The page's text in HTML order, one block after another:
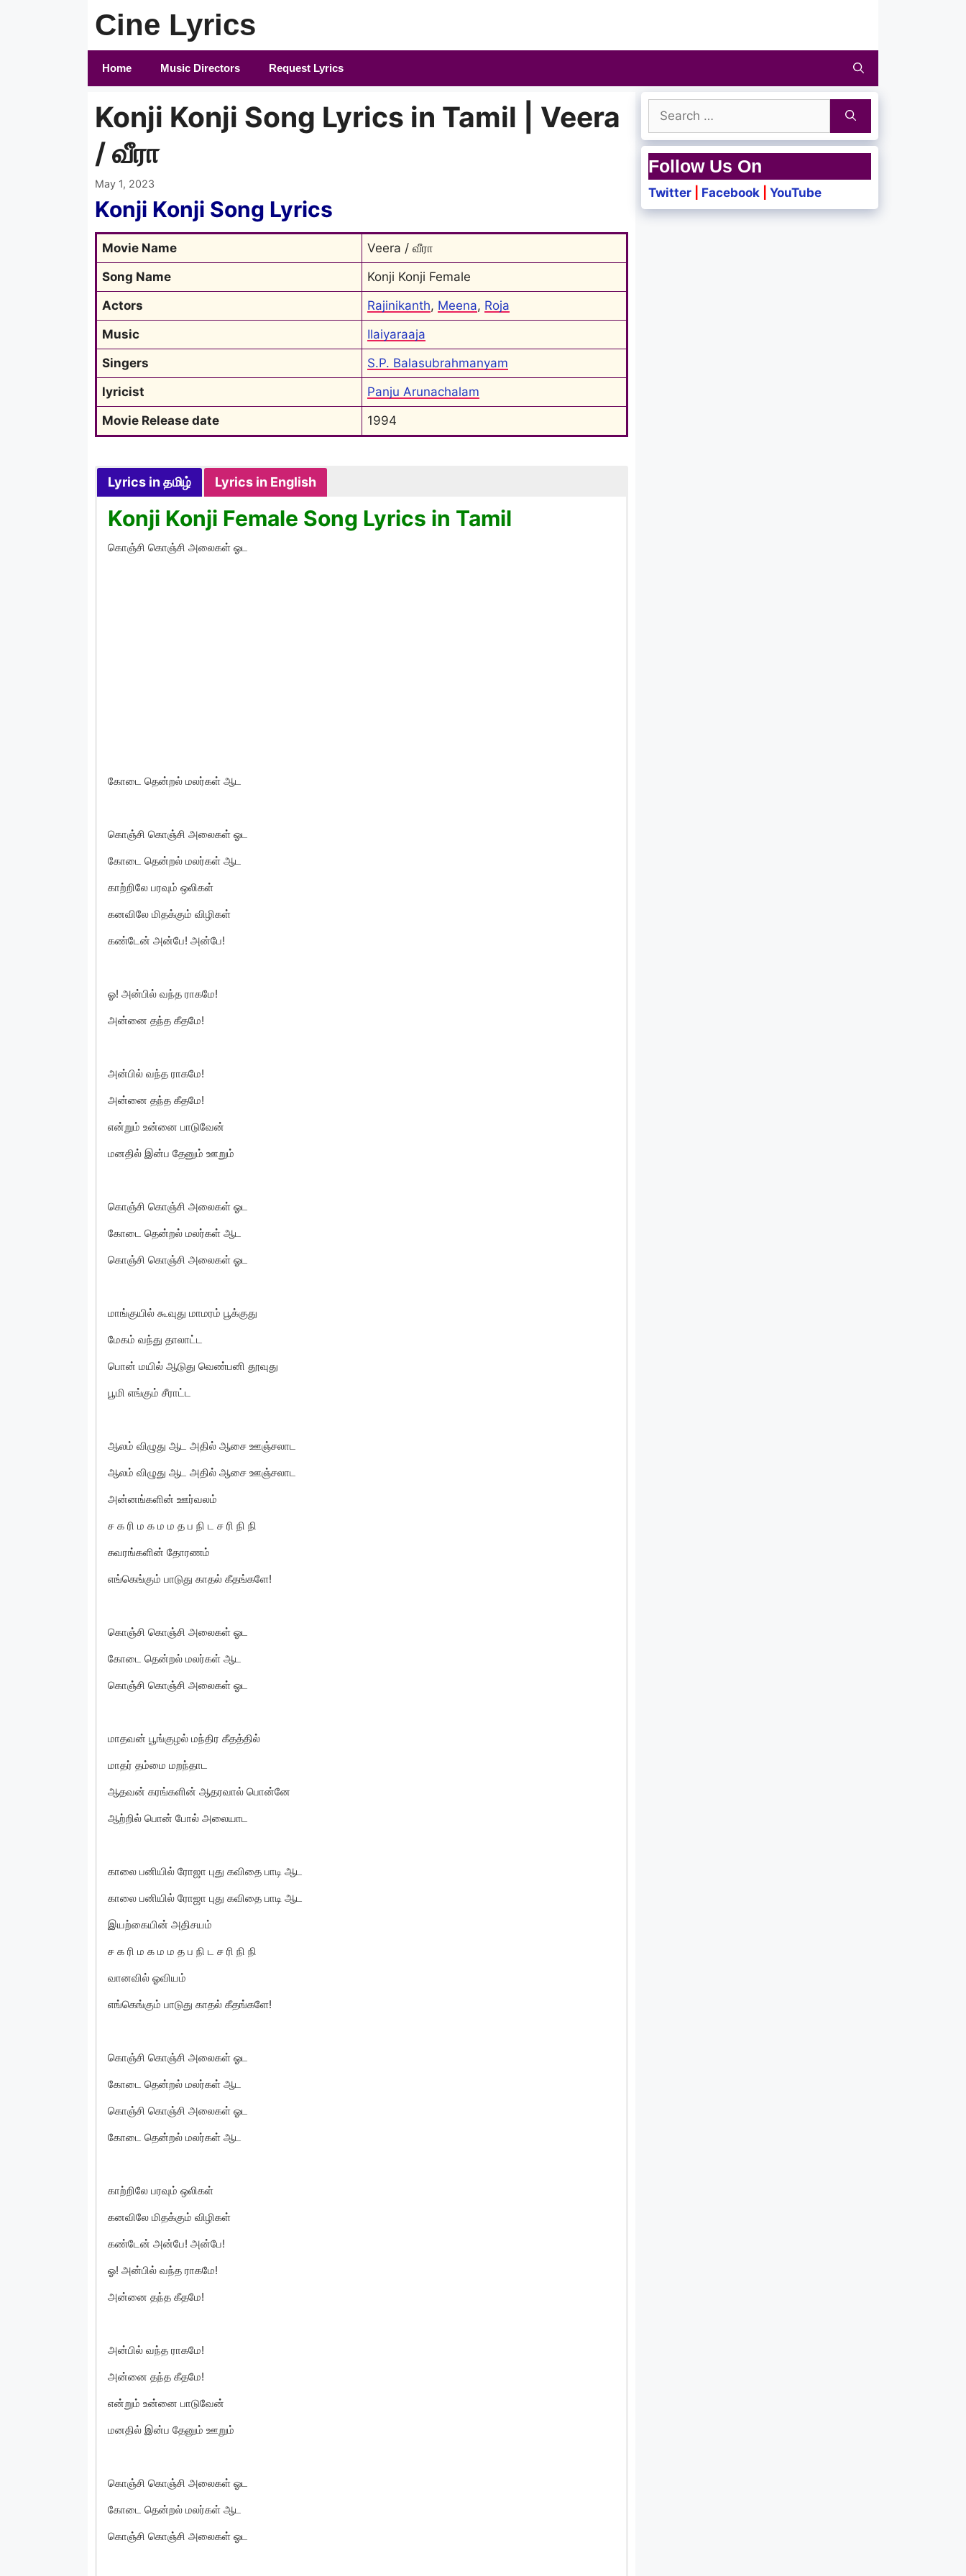
Cine Lyrics
Home Music Directors Request Lyrics
Konji Konji Song Lyrics in Tamil | Veera
/ வீரா
May 1, 2023
Konji Konji Song Lyrics
Movie Name
Veera / வீரா
Song Name
Konji Konji Female
Actors
Rajinikanth, Meena, Roja
Music
Ilaiyaraaja
Singers
S.P. Balasubrahmanyam
lyricist
Panju Arunachalam
Movie Release date
1994
Lyrics in தமிழ் Lyrics in English
Konji Konji Female Song Lyrics in Tamil
கொஞ்சி கொஞ்சி அலைகள் ஓட
கோடை தென்றல் மலர்கள் ஆட
கொஞ்சி கொஞ்சி அலைகள் ஓட
கோடை தென்றல் மலர்கள் ஆட
காற்றிலே பரவும் ஒலிகள்
கனவிலே மிதக்கும் விழிகள்
கண்டேன் அன்பே! அன்பே!
ஓ! அன்பில் வந்த ராகமே!
அன்னை தந்த கீதமே!
அன்பில் வந்த ராகமே!
அன்னை தந்த கீதமே!
என்றும் உன்னை பாடுவேன்
மனதில் இன்ப தேனும் ஊறும்
கொஞ்சி கொஞ்சி அலைகள் ஓட
கோடை தென்றல் மலர்கள் ஆட
கொஞ்சி கொஞ்சி அலைகள் ஓட
மாங்குயில் கூவுது மாமரம் பூக்குது
மேகம் வந்து தாலாட்ட
பொன் மயில் ஆடுது வெண்பனி தூவுது
பூமி எங்கும் சீராட்ட
ஆலம் விழுது ஆட அதில் ஆசை ஊஞ்சலாட
ஆலம் விழுது ஆட அதில் ஆசை ஊஞ்சலாட
அன்னங்களின் ஊர்வலம்
ச க ரி ம க ம ம த ப நி ட ச ரி நி நி
சுவரங்களின் தோரணம்
எங்கெங்கும் பாடுது காதல் கீதங்களே!
கொஞ்சி கொஞ்சி அலைகள் ஓட
கோடை தென்றல் மலர்கள் ஆட
கொஞ்சி கொஞ்சி அலைகள் ஓட
மாதவன் பூங்குழல் மந்திர கீதத்தில்
மாதர் தம்மை மறந்தாட
ஆதவன் கரங்களின் ஆதரவால் பொன்னே
ஆற்றில் பொன் போல் அலையாட
காலை பனியில் ரோஜா புது கவிதை பாடி ஆட
காலை பனியில் ரோஜா புது கவிதை பாடி ஆட
இயற்கையின் அதிசயம்
ச க ரி ம க ம ம த ப நி ட ச ரி நி நி
வானவில் ஓவியம்
எங்கெங்கும் பாடுது காதல் கீதங்களே!
கொஞ்சி கொஞ்சி அலைகள் ஓட
கோடை தென்றல் மலர்கள் ஆட
கொஞ்சி கொஞ்சி அலைகள் ஓட
கோடை தென்றல் மலர்கள் ஆட
காற்றிலே பரவும் ஒலிகள்
கனவிலே மிதக்கும் விழிகள்
கண்டேன் அன்பே! அன்பே!
ஓ! அன்பில் வந்த ராகமே!
அன்னை தந்த கீதமே!
அன்பில் வந்த ராகமே!
அன்னை தந்த கீதமே!
என்றும் உன்னை பாடுவேன்
மனதில் இன்ப தேனும் ஊறும்
கொஞ்சி கொஞ்சி அலைகள் ஓட
கோடை தென்றல் மலர்கள் ஆட
கொஞ்சி கொஞ்சி அலைகள் ஓட
Search
for:
Follow Us On
Twitter Facebook YouTube